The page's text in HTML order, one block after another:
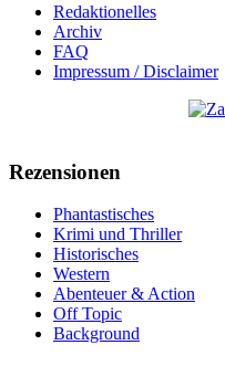
Redaktionelles
Archiv
FAQ
Impressum / Disclaimer
Rezensionen
Phantastisches
Krimi und Thriller
Historisches
Western
Abenteuer & Action
Off Topic
Background